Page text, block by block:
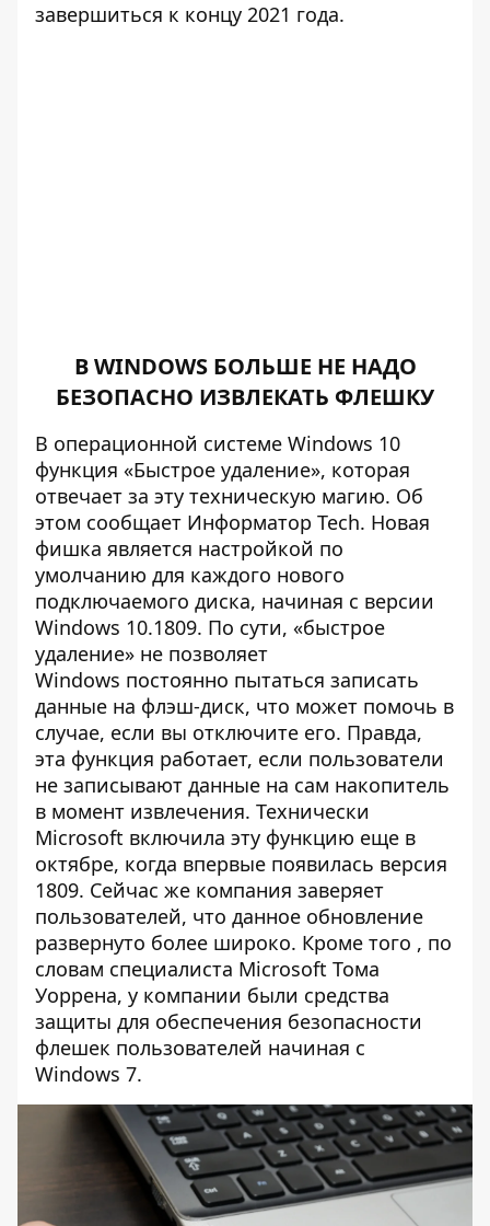
завершиться к концу 2021 года.
В WINDOWS БОЛЬШЕ НЕ НАДО
БЕЗОПАСНО ИЗВЛЕКАТЬ ФЛЕШКУ
В операционной системе Windows 10
функция «Быстрое удаление», которая
отвечает за эту техническую магию. Об
этом сообщает Информатор Tech. Новая
фишка является настройкой по
умолчанию для каждого нового
подключаемого диска, начиная с версии
Windows 10.1809. По сути, «быстрое
удаление» не позволяет
Windows постоянно пытаться записать
данные на флэш-диск, что может помочь в
случае, если вы отключите его. Правда,
эта функция работает, если пользователи
не записывают данные на сам накопитель
в момент извлечения. Технически
Microsoft включила эту функцию еще в
октябре, когда впервые появилась версия
1809. Сейчас же компания заверяет
пользователей, что данное обновление
развернуто более широко. Кроме того , по
словам специалиста Microsoft Тома
Уоррена, у компании были средства
защиты для обеспечения безопасности
флешек пользователей начиная с
Windows 7.